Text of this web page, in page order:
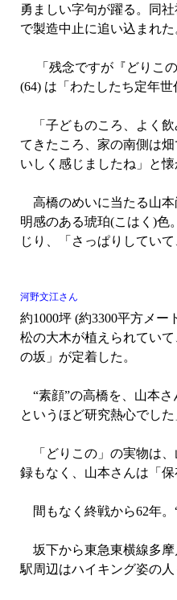
勇ましい字句が躍る。同
で製造中止に追い込まれた
「残念ですが『どりこの
(64) は「わたしたち定年
「子どものころ、よく飲
てきたころ、家の南側は
いしく感じましたね」と懐
高橋のめいに当たる山本
明感のある琥珀(こはく)色
じり、「さっぱりしてい
河野文江さん
約1000坪 (約3300平方メ
松の大木が植えられてい
の坂」が定着した。
“素顔”の高橋を、山本さ
というほど研究熱心でし
「どりこの」の実物は、
録もなく、山本さんは「
間もなく終戦から62年。
坂下から東急東横線多摩
駅周辺はハイキング姿の人